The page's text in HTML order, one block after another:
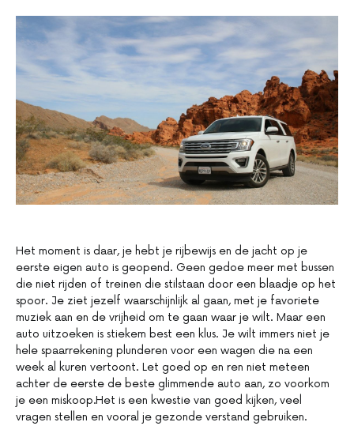
Het moment is daar, je hebt je rijbewijs en de jacht op je
eerste eigen auto is geopend. Geen gedoe meer met bussen
die niet rijden of treinen die stilstaan door een blaadje op het
spoor. Je ziet jezelf waarschijnlijk al gaan, met je favoriete
muziek aan en de vrijheid om te gaan waar je wilt. Maar een
auto uitzoeken is stiekem best een klus. Je wilt immers niet je
hele spaarrekening plunderen voor een wagen die na een
week al kuren vertoont. Let goed op en ren niet meteen
achter de eerste de beste glimmende auto aan, zo voorkom
je een miskoop.Het is een kwestie van goed kijken, veel
vragen stellen en vooral je gezonde verstand gebruiken.